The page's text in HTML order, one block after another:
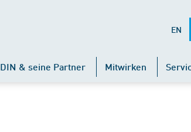
EN
DIN & seine Partner Mitwirken